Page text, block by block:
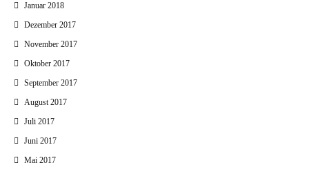
Januar 2018
Dezember 2017
November 2017
Oktober 2017
September 2017
August 2017
Juli 2017
Juni 2017
Mai 2017